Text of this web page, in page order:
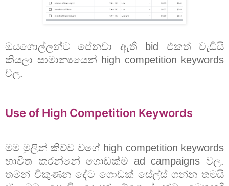
ඔයගොල්ලන්ට පේනවා ඇති bid එකත් වැඩියි
කියලා සාමාන්‍යයෙන් high competition keywords
වල.
Use of High Competition Keywords
මම මුලින් කිව්ව වගේ high competition keywords
භාවිත කරන්නේ ගොඩක්ම ad campaigns වල.
තමන් විකුණන දේට ගොඩක් සේල්ස් ගන්න තමයි